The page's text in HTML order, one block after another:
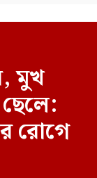
মুখ
রোগে